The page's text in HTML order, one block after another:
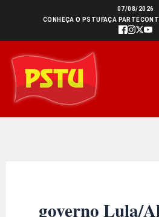
conteúdo
07/08/2026
CONHEÇA O PSTU FAÇA PARTE
governo Lula/